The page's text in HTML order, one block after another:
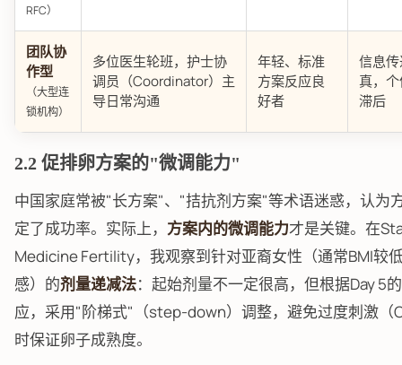
RFC）
团队协
作型
（大型连
锁机构）
多位医生轮班，护士协
调员（Coordinator）主
导日常沟通
年轻、标准
方案反应良
好者
信息
真，
滞后
2.2 促排卵方案的"微调能力"
中国家庭常被"长方案"、"拮抗剂方案"等术语迷惑，认为
定了成功率。实际上， 方案内的微调能力才是关键。在
Medicine Fertility，我观察到针对亚裔女性（通常BMI较
感）的剂量递减法：起始剂量不一定很高，但根据Day 5
应，采用"阶梯式"（step-down）调整，避免过度刺激（
时保证卵子成熟度。